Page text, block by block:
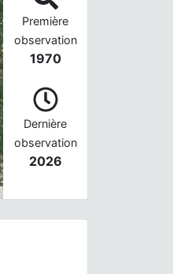
Première
observation
1970
Dernière
observation
2026